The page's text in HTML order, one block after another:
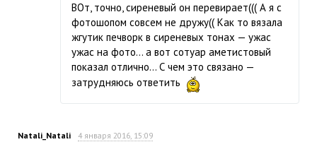
ВОт, точно, сиреневый он перевирает((( А я с
фотошопом совсем не дружу(( Как то вязала
жгутик печворк в сиреневых тонах — ужас
ужас на фото… а вот сотуар аметистовый
показал отлично… С чем это связано —
затрудняюсь ответить
Natali_Natali 4 января 2016, 15:09